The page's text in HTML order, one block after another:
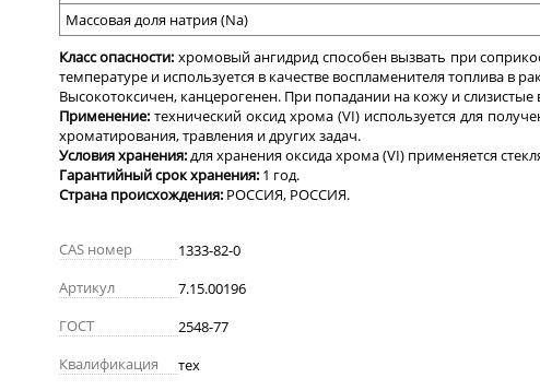
Массовая доля натрия(Na)
Класс опасности: хромовый ангидрид способен вызвать при
температуре и используется в качестве воспламенителя топлива в
Высокотоксичен, канцерогенен. При попадании на кожу и
Применение:техническийоксид хрома (VI) используется для
хроматирования, травления и других задач.
Условия хранения: для хранения оксида хрома (VI) применяется
Гарантийный срок хранения: 1 год.
Страна происхождения: РОССИЯ, РОССИЯ.
CAS номер
1333-82-0
Артикул
7.15.00196
ГОСТ
2548-77
Квалификация
тех